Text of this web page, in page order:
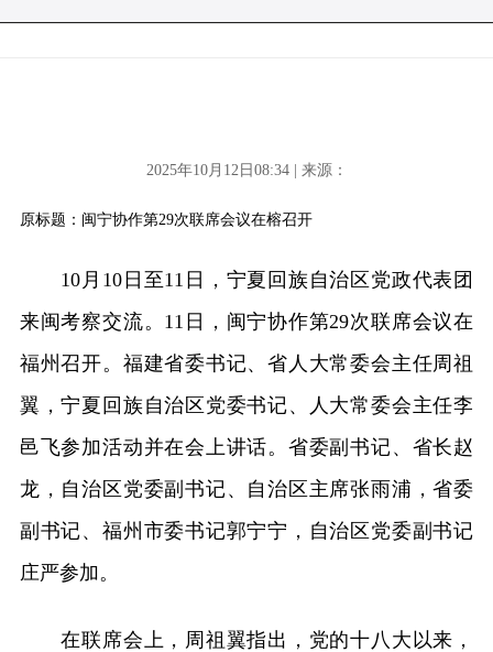
2025年10月12日08:34 | 来源：
原标题：闽宁协作第29次联席会议在榕召开
10月10日至11日，宁夏回族自治区党政代表团
来闽考察交流。11日，闽宁协作第29次联席会议在
福州召开。福建省委书记、省人大常委会主任周祖
翼，宁夏回族自治区党委书记、人大常委会主任李
邑飞参加活动并在会上讲话。省委副书记、省长赵
龙，自治区党委副书记、自治区主席张雨浦，省委
副书记、福州市委书记郭宁宁，自治区党委副书记
庄严参加。
在联席会上，周祖翼指出，党的十八大以来，